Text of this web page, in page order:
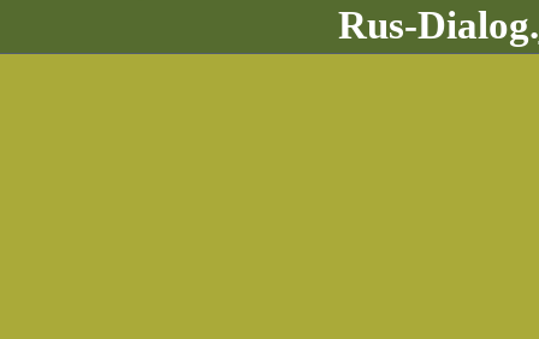
Rus-Dialog.